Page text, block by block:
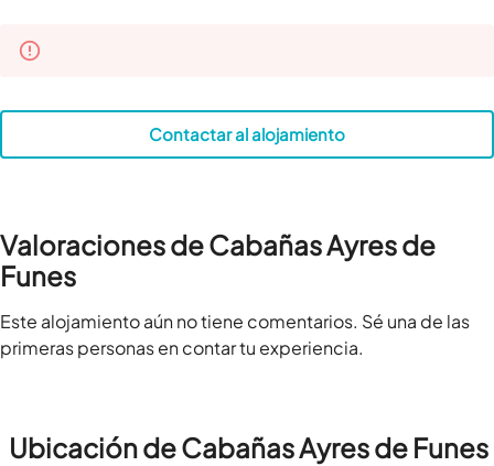
Contactar al alojamiento
Valoraciones de Cabañas Ayres de
Funes
Este alojamiento aún no tiene comentarios. Sé una de las
primeras personas en contar tu experiencia.
Ubicación de Cabañas Ayres de Funes